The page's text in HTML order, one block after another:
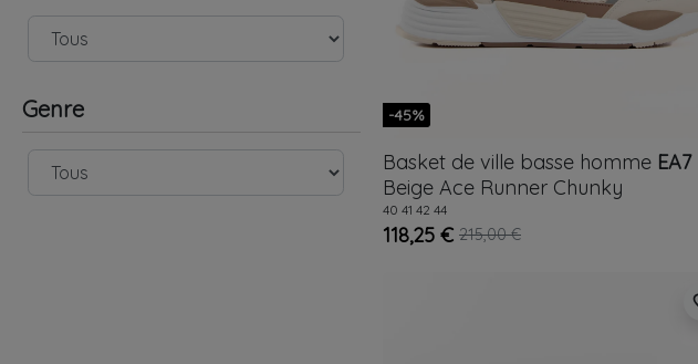
Genre -45%
Basket de ville basse homme EA7
Beige Ace Runner Chunky
40 41 42 44
118,25 € 215,00 €